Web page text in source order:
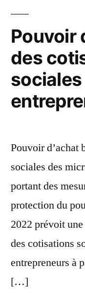
Pouvoir
des
Pouvoir d’achat
sociales des
portant des
protection du
2022 prévoit
des cotisations
entrepreneurs à
[…]